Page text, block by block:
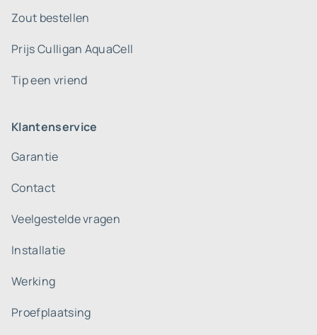
Zout bestellen
Prijs Culligan AquaCell
Tip een vriend
Klantenservice
Garantie
Contact
Veelgestelde vragen
Installatie
Werking
Proefplaatsing